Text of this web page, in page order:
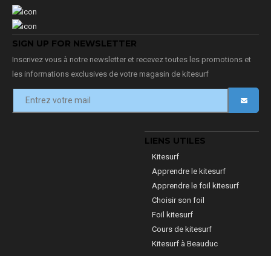
SIGN UP FOR NEWSLETTER
Inscrivez vous à notre newsletter et recevez toutes les promotions et
les informations exclusives de votre magasin de kitesurf
LIENS UTILES
Kitesurf
Apprendre le kitesurf
Apprendre le foil kitesurf
Choisir son foil
Foil kitesurf
Cours de kitesurf
Kitesurf à Beauduc